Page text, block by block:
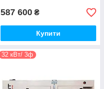
587 600 ₴
Купити
32 кВт/ 3ф